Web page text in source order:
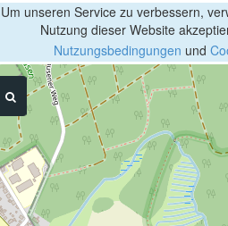
Um unseren Service zu verbessern,
Nutzung dieser Website
Nutzungsbedingungen und